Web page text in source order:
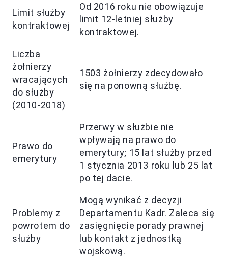
Limit służby
kontraktowej
Od 2016 roku nie obowiązuje
limit 12-letniej służby
kontraktowej.
Liczba
żołnierzy
wracających
do służby
(2010-2018)
1503 żołnierzy zdecydowało
się na ponowną służbę.
Prawo do
emerytury
Przerwy w służbie nie
wpływają na prawo do
emerytury; 15 lat służby przed
1 stycznia 2013 roku lub 25 lat
po tej dacie.
Problemy z
powrotem do
służby
Mogą wynikać z decyzji
Departamentu Kadr. Zaleca się
zasięgnięcie porady prawnej
lub kontakt z jednostką
wojskową.